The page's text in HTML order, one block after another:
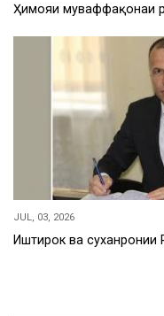
Ҳимояи муваффақонаи
JUL, 03, 2026
Иштирок ва суханронии